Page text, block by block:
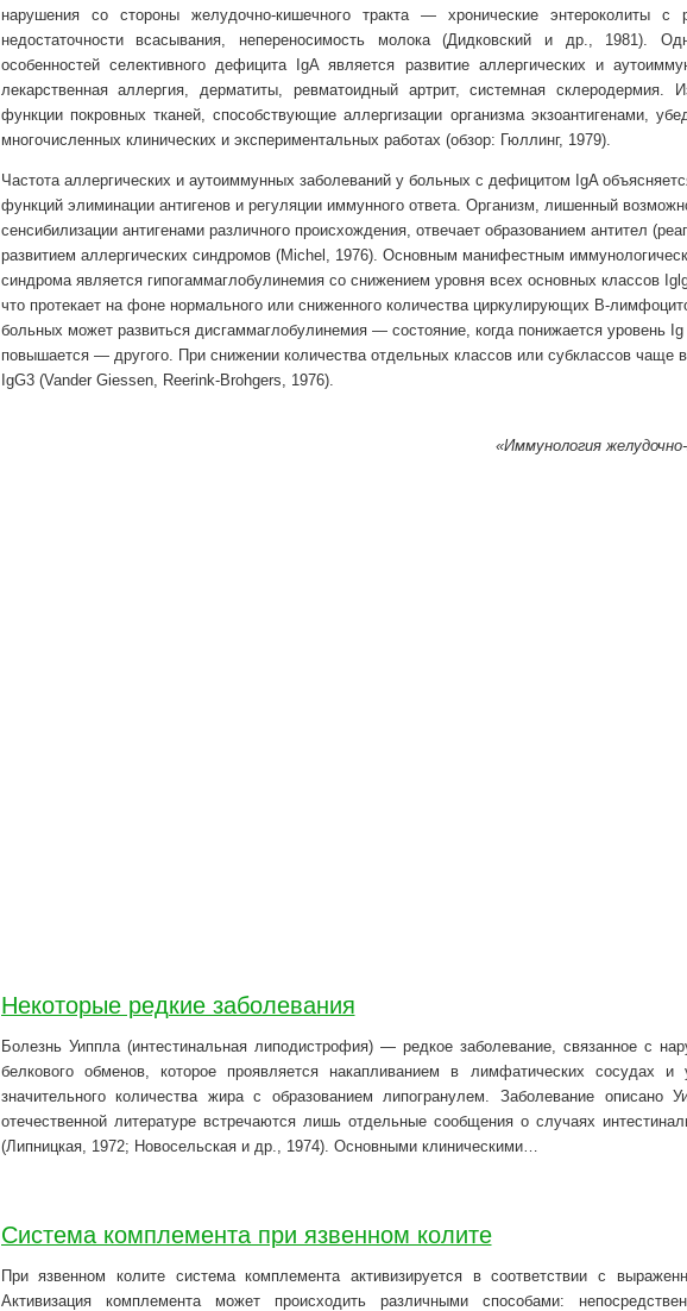
нарушения со стороны желудочно-кишечного тракта — хронические энтероколиты с
недостаточности всасывания, непереносимость молока (Дидковский и др., 1981).
особенностей селективного дефицита IgA является развитие аллергических и
лекарственная аллергия, дерматиты, ревматоидный артрит, системная склеродермия.
функции покровных тканей, способствующие аллергизации организма экзоантигенами,
многочисленных клинических и экспериментальных работах (обзор: Гюллинг, 1979).
Частота аллергических и аутоиммунных заболеваний у больных с дефицитом IgA
функций элиминации антигенов и регуляции иммунного ответа. Организм, лишенный
сенсибилизации антигенами различного происхождения, отвечает образованием антител
развитием аллергических синдромов (Michel, 1976). Основным манифестным
синдрома является гипогаммаглобулинемия со снижением уровня всех основных классов
что протекает на фоне нормального или сниженного количества циркулирующих В-
больных может развиться дисгаммаглобулинемия — состояние, когда понижается уровень Ig
повышается — другого. При снижении количества отдельных классов или субклассов чаще
IgG3 (Vander Giessen, Reerink-Brohgers, 1976).
«Иммунология
Некоторые редкие заболевания
Болезнь Уиппла (интестинальная липодистрофия) — редкое заболевание, связанное с
белкового обменов, которое проявляется накапливанием в лимфатических сосудах и
значительного количества жира с образованием липогранулем. Заболевание описано
отечественной литературе встречаются лишь отдельные сообщения о случаях
(Липницкая, 1972; Новосельская и др., 1974). Основными клиническими…
Система комплемента при язвенном колите
При язвенном колите система комплемента активизируется в соответствии с
Активизация комплемента может происходить различными способами: